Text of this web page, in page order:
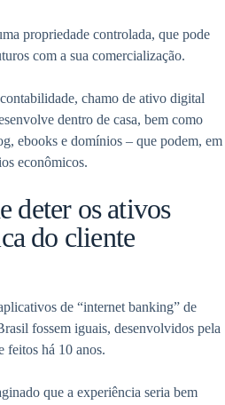
propriedade controlada, que pode
com a sua comercialização.
chamo de ativo digital
dentro de casa, bem como
ebooks e domínios – que podem, em
econômicos.
deter os ativos
do cliente
de “internet banking” de
fossem iguais, desenvolvidos pela
feitos há 10 anos.
que a experiência seria bem